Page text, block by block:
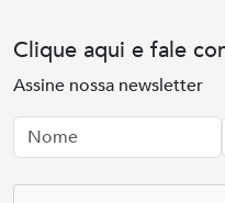
Clique aqui e fale
Assine nossa newsletter
Nome
Email